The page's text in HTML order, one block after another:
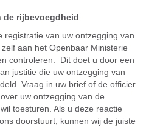
de rijbevoegdheid
registratie van uw ontzegging van
aan het Openbaar Ministerie
controleren. Dit doet u door een
justitie die uw ontzegging van
Vraag in uw brief of de officier
uw ontzegging van de
toesturen. Als u deze reactie
doorstuurt, kunnen wij de juiste